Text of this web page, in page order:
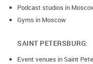
Podcast studios in
Gyms in Moscow
SAINT PETERSBURG:
Event venues in Saint